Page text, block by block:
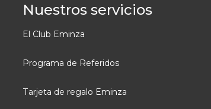
Nuestros servicios
El Club Eminza
Programa de Referidos
Tarjeta de regalo Eminza